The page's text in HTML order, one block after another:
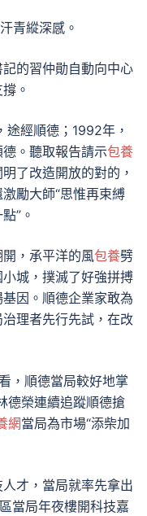
青縱深感。
的習仲勛自動向中心
。
經順德；1992年，
。聽取報告請示包養
了改造開放的對的，
勵大師“思惟再束縛
”。
，承平洋的風包養劈
城，撲滅了好強拼搏
因。順德企業家敢為
理者先行先試，在改
順德當局較好地掌
德榮連續追蹤順德搶
網當局為市場“添柴加
，當局就率先拿出
當局年夜樓開科技嘉